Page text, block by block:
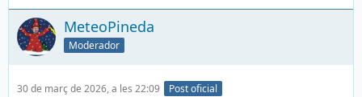
MeteoPineda
Moderador
30 de març de 2026, a les 22:09 Post oficial